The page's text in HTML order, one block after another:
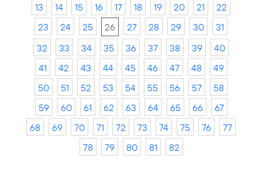
13
14 15 16 17 18 19 20 21
22
23
24 25 26 27 28 29 30
31
32
33 34 35 36 37 38 39
40
41
42 43 44 45 46 47 48
49
50
51 52 53 54 55 56 57
58
59
60 61 62 63 64 65 66
67
68
69 70 71 72 73 74 75 76
77
78
79 80 81 82